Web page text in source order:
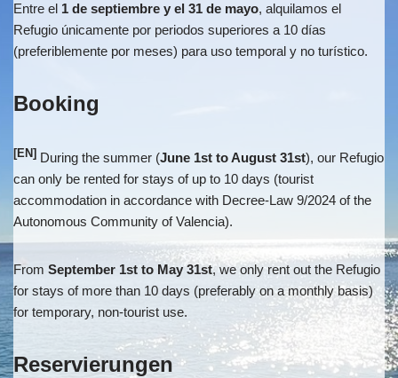
Entre el 1 de septiembre y el 31 de mayo, alquilamos el
Refugio únicamente por periodos superiores a 10 días
(preferiblemente por meses) para uso temporal y no turístico.
Booking
[EN] During the summer (June 1st to August 31st), our Refugio
can only be rented for stays of up to 10 days (tourist
accommodation in accordance with Decree-Law 9/2024 of the
Autonomous Community of Valencia).
From September 1st to May 31st, we only rent out the Refugio
for stays of more than 10 days (preferably on a monthly basis)
for temporary, non-tourist use.
Reservierungen